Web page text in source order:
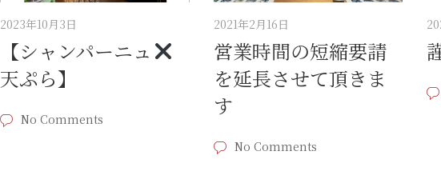
2023年10月3日
【シャンパーニュ
天ぷら】
No Comments
2021年2月16日
営業時間の短縮要請
を延長させて頂きま
す
No Comments